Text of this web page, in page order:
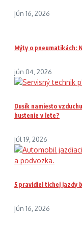
jún 16, 2026
Mýty o pneumatikách:
jún 04, 2026
Dusík namiesto
hustenie v lete?
júl 19, 2026
5 pravidiel tichej jazdy
jún 16, 2026